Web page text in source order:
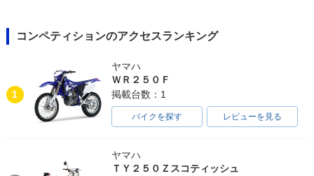
コンペティションのアクセスランキング
1
ヤマハ
ＷＲ２５０Ｆ
掲載台数：1
バイクを探す レビューを見る
ヤマハ
ＴＹ２５０Ｚスコティッシュ